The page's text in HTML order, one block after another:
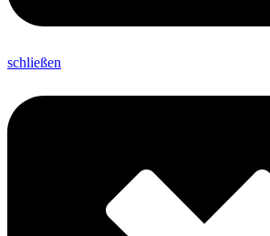
schließen